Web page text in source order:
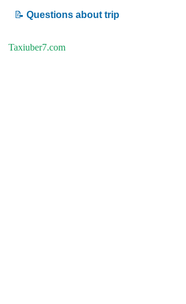
📝 Questions about trip
Taxiuber7.com